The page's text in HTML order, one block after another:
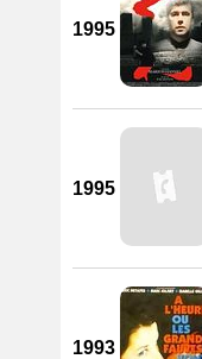
1995
1995
1993